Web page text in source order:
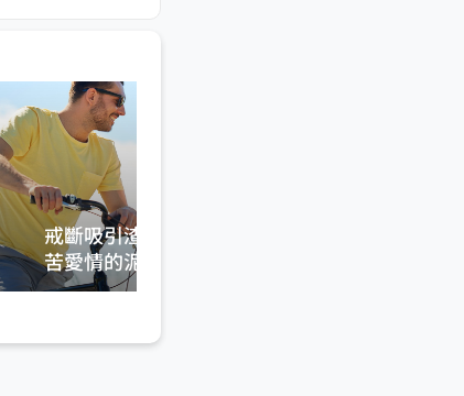
戒斷吸引渣男體質--爬出痛
苦愛情的泥坑，讓我們一起
愛的剛剛好